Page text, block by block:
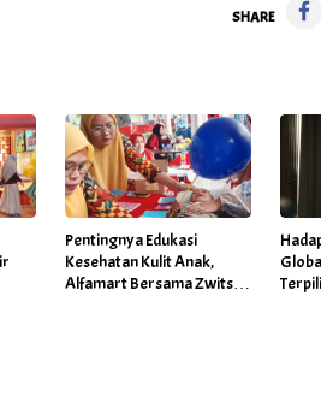
SHARE
Pentingnya Edukasi
Kesehatan Kulit Anak,
Alfamart Bersama Zwitsal